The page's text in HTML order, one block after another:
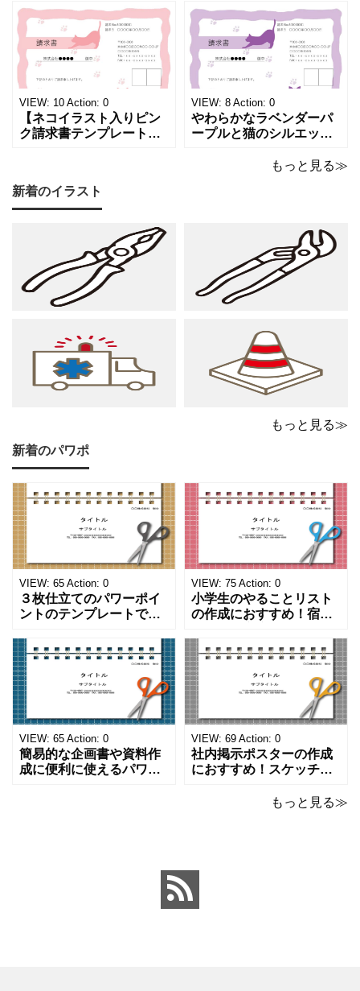
チックな請求書雛形で
す。パステルピンクやラ
ベンダーの色彩がやわら
かな質感を生み出し、受
け取った相手の心をくす
ぐる特別な仕上がりとな
っています。 ハンドメイ
ド雑貨、コスメブラン
感あふれるライトブルー
背景に、ジュエルモチー
フを散りばめた煌びやか
な請求書素材です。清潔
感と高級感が同居するデ
ザインは、クライアント
に信頼感と華やかな印象
を同時に届けます
VIEW: 10 Action: 0
【ネコイラスト入りピン
ク請求書テンプレート
ーの猫デザイン請求書雛
形です。波打ちフレーム
の中に描かれたキャット
シルエットや小さな肉球
モチーフが、ビジネス文
書にさりげない
VIEW: 8 Action: 0
やわらかなラベンダーパ
ープルと猫のシルエット
おしゃれな請求書フォー
出したいときにも活躍し
ます。 猫カフェやトリミ
ングサロン
もっと見る≫
新着のイラスト
もっと見る≫
新着のパワポ
VIEW: 65 Action: 0
３枚仕立てのパワーポイ
ントのテンプレートで
ペンのワンポイントイラ
ストが描かれています。
ご案内やお知らせなど簡
単な資料を時短で作成で
きる便利なフォーマット
になります。 文房具好き
の方、掲示ポスターを作
成をされたい方におす
VIEW: 75 Action: 0
小学生のやることリスト
の作成におすすめ！宿題
事をまとめたい時のフォ
ーマットにおすすめしま
す。 ノートタイプのフォ
ーマットで文字入れをし
やすく、壁に貼ってもか
わいいデザインです。お
子さんが見てもテンショ
ンが上がるテンプレ
VIEW: 65 Action: 0
簡易的な企画書や資料作
成に便利に使えるパワー
VIEW: 69 Action: 0
社内掲示ポスターの作成
におすすめ！スケッチブ
なパワーポイントのテン
トにおすすめします。 ダ
ウンロードしてテキス
もっと見る≫